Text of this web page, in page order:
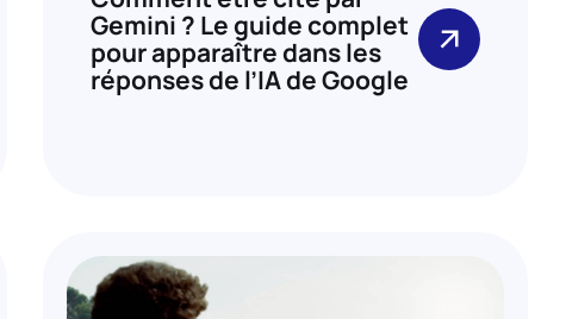
Gemini ? Le guide complet
pour apparaître dans les
réponses de l’IA de Google